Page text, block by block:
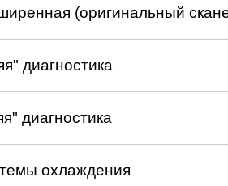
(оригинальный
диагностика
диагностика
охлаждения